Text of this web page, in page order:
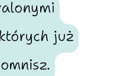
już